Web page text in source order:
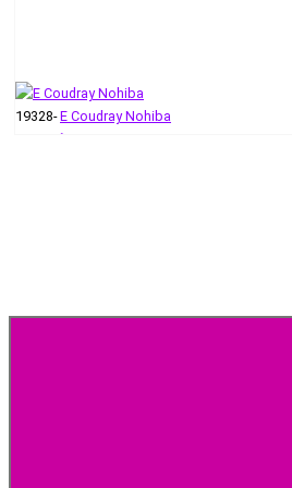
19328- E Coudray Nohiba
512 руб